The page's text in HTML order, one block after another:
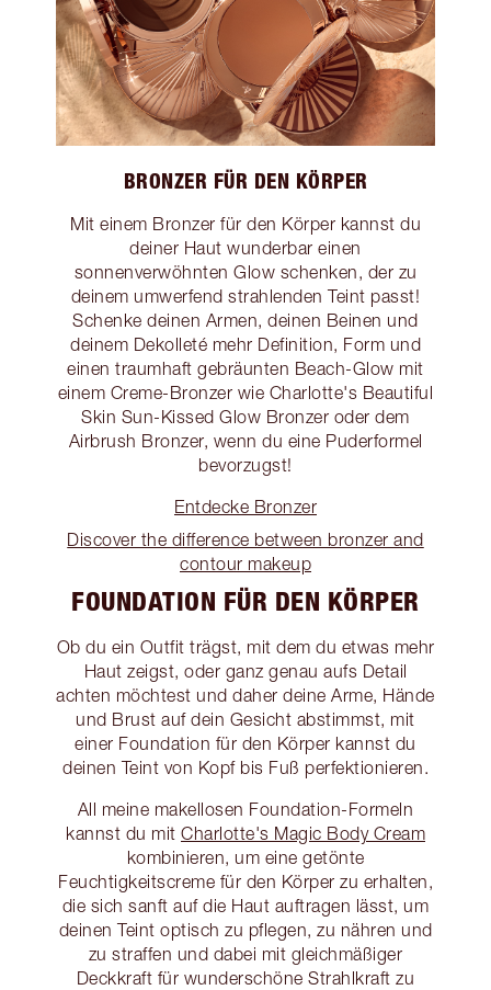
BRONZER FÜR DEN KÖRPER
Mit einem Bronzer für den Körper kannst du
deiner Haut wunderbar einen
sonnenverwöhnten Glow schenken, der zu
deinem umwerfend strahlenden Teint passt!
Schenke deinen Armen, deinen Beinen und
deinem Dekolleté mehr Definition, Form und
einen traumhaft gebräunten Beach-Glow mit
einem Creme-Bronzer wie Charlotte's Beautiful
Skin Sun-Kissed Glow Bronzer oder dem
Airbrush Bronzer, wenn du eine Puderformel
bevorzugst!
Entdecke Bronzer
Discover the difference between bronzer and
contour makeup
FOUNDATION FÜR DEN KÖRPER
Ob du ein Outfit trägst, mit dem du etwas mehr
Haut zeigst, oder ganz genau aufs Detail
achten möchtest und daher deine Arme, Hände
und Brust auf dein Gesicht abstimmst, mit
einer Foundation für den Körper kannst du
deinen Teint von Kopf bis Fuß perfektionieren.
All meine makellosen Foundation-Formeln
kannst du mit Charlotte's Magic Body Cream
kombinieren, um eine getönte
Feuchtigkeitscreme für den Körper zu erhalten,
die sich sanft auf die Haut auftragen lässt, um
deinen Teint optisch zu pflegen, zu nähren und
zu straffen und dabei mit gleichmäßiger
Deckkraft für wunderschöne Strahlkraft zu